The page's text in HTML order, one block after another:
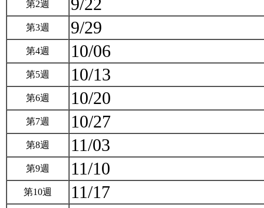
第2週 9/22
第3週 9/29
第4週 10/06
第5週 10/13
第6週 10/20
第7週 10/27
第8週 11/03
第9週 11/10
第10週 11/17